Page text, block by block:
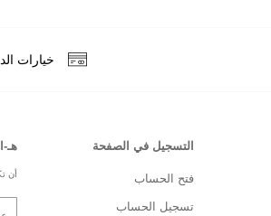
خيارات
التسجيل في الصفحة
فتح الحساب
تسجيل الحساب
هـ-
أن